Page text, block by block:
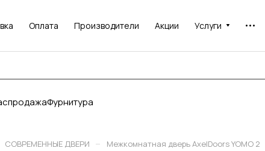
Оплата Производители Акции Услуги
Фурнитура
СОВРЕМЕННЫЕ ДВЕРИ – Межкомнатная дверь AxelDoors YOMO 2